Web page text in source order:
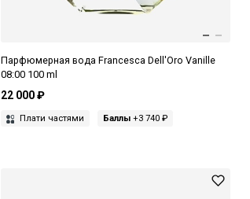
Парфюмерная вода Francesca Dell'Oro Vanille
08:00 100 ml
22 000 ₽
Плати частями Баллы+3 740 ₽